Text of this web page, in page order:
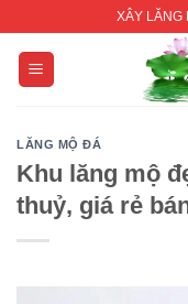
content
XÂY LĂNG
LĂNG MỘ ĐÁ
Khu lăng mộ
thuỷ, giá rẻ